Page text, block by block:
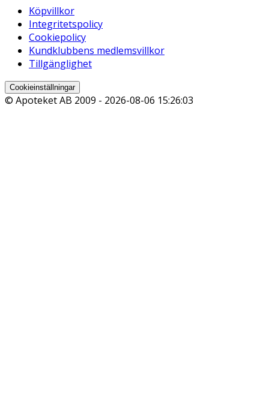
Köpvillkor
Integritetspolicy
Cookiepolicy
Kundklubbens medlemsvillkor
Tillgänglighet
Cookieinställningar
© Apoteket AB 2009 - 2026-08-06 15:26:03